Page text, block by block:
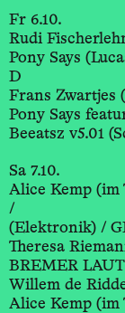
Fr 6.10.
Rudi
Pony Says
D
Frans Zwartjes
Pony Says
Beeatsz v5.01
Sa 7.10.
Alice Kemp (im
/
(Elektronik) /
Theresa
BREMER
Willem de
Alice Kemp (im